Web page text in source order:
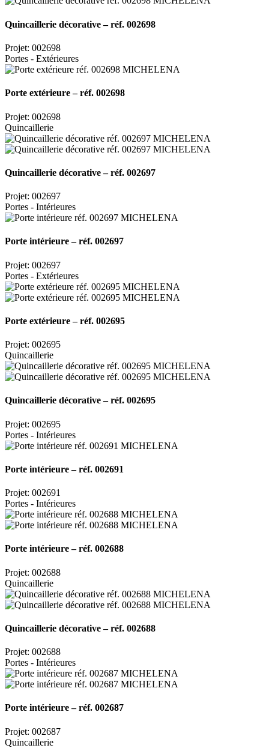
Quincaillerie décorative – réf. 002698
Projet: 002698
Portes - Extérieures
Porte extérieure – réf. 002698
Projet: 002698
Quincaillerie
Quincaillerie décorative – réf. 002697
Projet: 002697
Portes - Intérieures
Porte intérieure – réf. 002697
Projet: 002697
Portes - Extérieures
Porte extérieure – réf. 002695
Projet: 002695
Quincaillerie
Quincaillerie décorative – réf. 002695
Projet: 002695
Portes - Intérieures
Porte intérieure – réf. 002691
Projet: 002691
Portes - Intérieures
Porte intérieure – réf. 002688
Projet: 002688
Quincaillerie
Quincaillerie décorative – réf. 002688
Projet: 002688
Portes - Intérieures
Porte intérieure – réf. 002687
Projet: 002687
Quincaillerie